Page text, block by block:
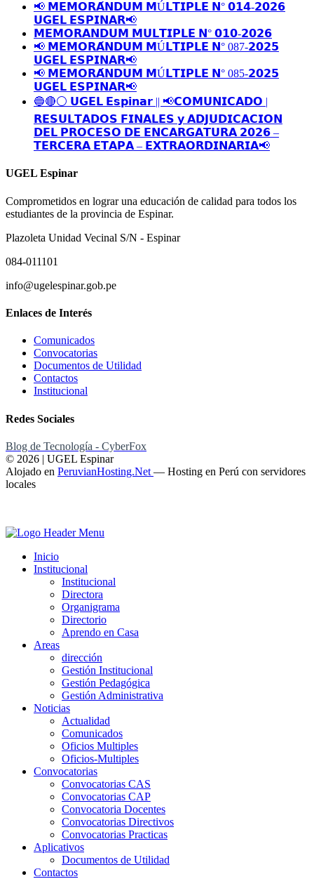
📢 𝗠𝗘𝗠𝗢𝗥𝗔́𝗡𝗗𝗨𝗠 𝗠Ú𝗟𝗧𝗜𝗣𝗟𝗘 𝗡° 𝟬𝟭𝟰-𝟮𝟬𝟮𝟲
𝗨𝗚𝗘𝗟 𝗘𝗦𝗣𝗜𝗡𝗔𝗥📢
𝗠𝗘𝗠𝗢𝗥𝗔𝗡𝗗𝗨𝗠 𝗠𝗨𝗟𝗧𝗜𝗣𝗟𝗘 𝗡° 𝟬𝟭𝟬-𝟮𝟬𝟮𝟲
📢 𝗠𝗘𝗠𝗢𝗥𝗔́𝗡𝗗𝗨𝗠 𝗠Ú𝗟𝗧𝗜𝗣𝗟𝗘 𝗡° 087-𝟮𝟬𝟮𝟱
𝗨𝗚𝗘𝗟 𝗘𝗦𝗣𝗜𝗡𝗔𝗥📢
📢 𝗠𝗘𝗠𝗢𝗥𝗔́𝗡𝗗𝗨𝗠 𝗠Ú𝗟𝗧𝗜𝗣𝗟𝗘 𝗡° 085-𝟮𝟬𝟮𝟱
𝗨𝗚𝗘𝗟 𝗘𝗦𝗣𝗜𝗡𝗔𝗥📢
🔵🔴⚪️ 𝗨𝗚𝗘𝗟 𝗘𝘀𝗽𝗶𝗻𝗮𝗿 || 📢𝗖𝗢𝗠𝗨𝗡𝗜𝗖𝗔𝗗𝗢 |
𝗥𝗘𝗦𝗨𝗟𝗧𝗔𝗗𝗢𝗦 𝗙𝗜𝗡𝗔𝗟𝗘𝗦 𝘆 𝗔𝗗𝗝𝗨𝗗𝗜𝗖𝗔𝗖𝗜𝗢𝗡
𝗗𝗘𝗟 𝗣𝗥𝗢𝗖𝗘𝗦𝗢 𝗗𝗘 𝗘𝗡𝗖𝗔𝗥𝗚𝗔𝗧𝗨𝗥𝗔 𝟮𝟬𝟮𝟲 –
𝗧𝗘𝗥𝗖𝗘𝗥𝗔 𝗘𝗧𝗔𝗣𝗔 – 𝗘𝗫𝗧𝗥𝗔𝗢𝗥𝗗𝗜𝗡𝗔𝗥𝗜𝗔📢
UGEL Espinar
Comprometidos en lograr una educación de calidad para todos los
estudiantes de la provincia de Espinar.
Plazoleta Unidad Vecinal S/N - Espinar
084-011101
info@ugelespinar.gob.pe
Enlaces de Interés
Comunicados
Convocatorias
Documentos de Utilidad
Contactos
Institucional
Redes Sociales
Blog de Tecnología - CyberFox
© 2026 | UGEL Espinar
Alojado en PeruvianHosting.Net — Hosting en Perú con servidores
locales
Inicio
Institucional
Institucional
Directora
Organigrama
Directorio
Aprendo en Casa
Areas
dirección
Gestión Institucional
Gestión Pedagógica
Gestión Administrativa
Noticias
Actualidad
Comunicados
Oficios Multiples
Oficios-Multiples
Convocatorias
Convocatorias CAS
Convocatorias CAP
Convocatoria Docentes
Convocatorias Directivos
Convocatorias Practicas
Aplicativos
Documentos de Utilidad
Contactos